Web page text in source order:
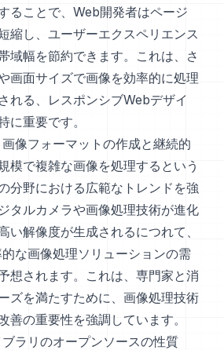
ることで、Web開発者はページ
縮し、ユーザーエクスペリエンス
域幅を節約できます。これは、さ
画面サイズで画像を効率的に処理
れる、レスポンシブWebデザイ
に重要です。
像フォーマットの作成と継続的
模で複雑な画像を処理するという
分野における広範なトレンドを強
タルカメラや画像処理技術が進化
い解像度が生成されるにつれて、
な画像処理ソリューションの需
想されます。これは、専門家と消
ズを満たすために、画像処理技術
善の重要性を強調しています。
ラリのオープンソースの性質